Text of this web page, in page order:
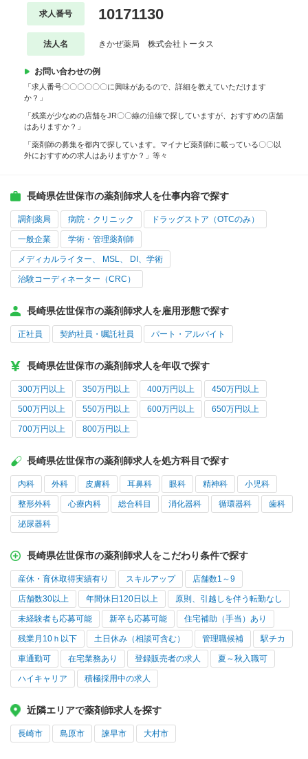
求人番号 10171130
法人名 きかぜ薬局 株式会社トータス
お問い合わせの例
「求人番号〇〇〇〇〇〇に興味があるので、詳細を教えていただけます
か？」
「残業が少なめの店舗をJR〇〇線の沿線で探していますが、おすすめの店舗
はありますか？」
「薬剤師の募集を都内で探しています。マイナビ薬剤師に載っている〇〇以
外におすすめの求人はありますか？」等々
長崎県佐世保市の薬剤師求人を仕事内容で探す
調剤薬局 病院・クリニック ドラッグストア（OTCのみ）
一般企業 学術・管理薬剤師
メディカルライター、 MSL、 DI、学術
治験コーディネーター（CRC）
長崎県佐世保市の薬剤師求人を雇用形態で探す
正社員 契約社員・嘱託社員 パート・アルバイト
長崎県佐世保市の薬剤師求人を年収で探す
300万円以上 350万円以上 400万円以上 450万円以上
500万円以上 550万円以上 600万円以上 650万円以上
700万円以上 800万円以上
長崎県佐世保市の薬剤師求人を処方科目で探す
内科 外科 皮膚科 耳鼻科 眼科 精神科 小児科
整形外科 心療内科 総合科目 消化器科 循環器科 歯科
泌尿器科
長崎県佐世保市の薬剤師求人をこだわり条件で探す
産休・育休取得実績有り スキルアップ 店舗数1～9
店舗数30以上 年間休日120日以上 原則、引越しを伴う転勤なし
未経験者も応募可能 新卒も応募可能 住宅補助（手当）あり
残業月10ｈ以下 土日休み（相談可含む） 管理職候補 駅チカ
車通勤可 在宅業務あり 登録販売者の求人 夏～秋入職可
ハイキャリア 積極採用中の求人
近隣エリアで薬剤師求人を探す
長崎市 島原市 諫早市 大村市